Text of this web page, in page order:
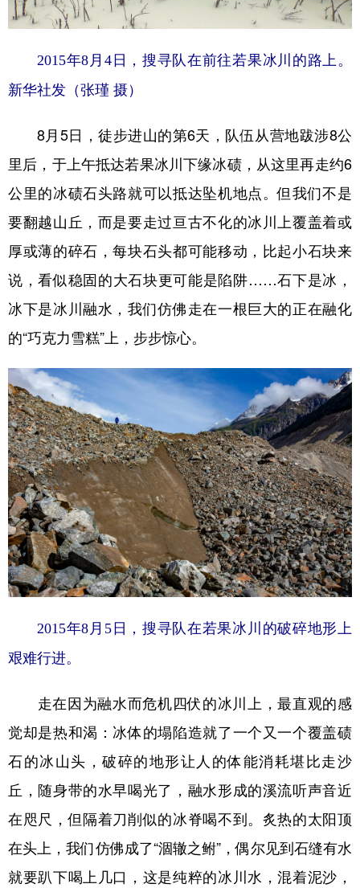
2015年8月4日，搜寻队在前往若果冰川的路上。
新华社发（张瑾 摄）
8月5日，徒步进山的第6天，队伍从营地跋涉8公
里后，于上午抵达若果冰川下缘冰碛，从这里再走约6
公里的冰碛石头路就可以抵达坠机地点。但我们不是
要翻越山丘，而是要走过亘古不化的冰川上覆盖着或
厚或薄的碎石，每块石头都可能移动，比起小石块来
说，看似稳固的大石块更可能是陷阱……石下是冰，
冰下是冰川融水，我们仿佛走在一根巨大的正在融化
的“巧克力雪糕”上，步步惊心。
2015年8月5日，搜寻队在若果冰川的破碎地形上
艰难行进。
走在因为融水而危机四伏的冰川上，最直观的感
觉却是热和渴：冰体的塌陷造就了一个又一个覆盖碛
石的冰山头，破碎的地形让人的体能消耗堪比走沙
丘，随身带的水早喝光了，融水形成的溪流听声音近
在咫尺，但隔着刀削似的冰脊喝不到。炙热的太阳顶
在头上，我们仿佛成了“涸辙之鲋”，偶尔见到石缝有水
就要趴下喝上几口，这是纯粹的冰川水，混着泥沙，